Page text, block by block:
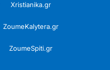
Xristianika.gr
ZoumeKalytera.gr
ZoumeSpiti.gr